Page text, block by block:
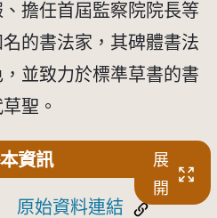
擔任首屆監察院院長等
的書法家，其碑體書法
並致力於標準草書的書
聖。
資訊
展
開
原始資料連結